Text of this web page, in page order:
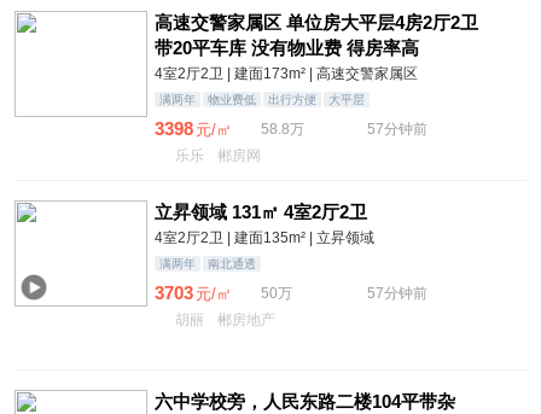
高速交警家属区 单位房大平层4房2厅2卫
带20平车库 没有物业费 得房率高
4室2厅2卫 | 建面173m² | 高速交警家属区
满两年 物业费低 出行方便 大平层
3398 元/㎡ 58.8万
57分钟前
乐乐
郴房网
立昇领域 131㎡ 4室2厅2卫
4室2厅2卫 | 建面135m² | 立昇领域
满两年 南北通透
3703 元/㎡ 50万
57分钟前
胡丽
郴房地产
六中学校旁，人民东路二楼104平带杂